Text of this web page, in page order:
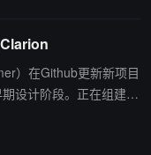
）在Github更新新项目
设计阶段。正在组建开
其消息的人传播消息，